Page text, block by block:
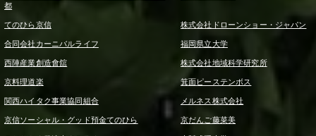
都
てのひら京信 株式会社ドローンショー・ジャパン
合同会社カーニバルライフ 福岡県立大学
西陣産業創造會舘 株式会社地域科学研究所
京料理道楽 箕面ピーステンボス
関西ハイタク事業協同組合 メルネス株式会社
京信ソーシャル・グッド預金てのひら 京だんご藤菜美